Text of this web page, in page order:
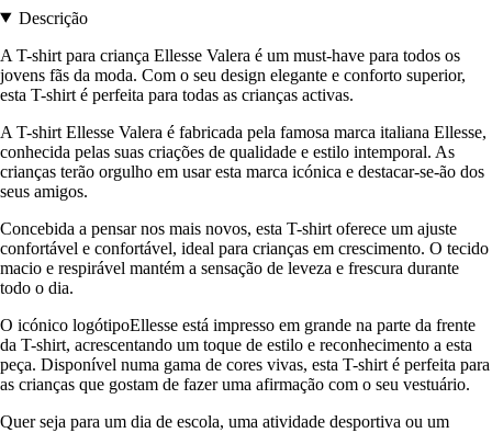
Descrição
A T-shirt para criança Ellesse Valera é um must-have para todos os
jovens fãs da moda. Com o seu design elegante e conforto superior,
esta T-shirt é perfeita para todas as crianças activas.
A T-shirt Ellesse Valera é fabricada pela famosa marca italiana Ellesse,
conhecida pelas suas criações de qualidade e estilo intemporal. As
crianças terão orgulho em usar esta marca icónica e destacar-se-ão dos
seus amigos.
Concebida a pensar nos mais novos, esta T-shirt oferece um ajuste
confortável e confortável, ideal para crianças em crescimento. O tecido
macio e respirável mantém a sensação de leveza e frescura durante
todo o dia.
O icónico logótipoEllesse está impresso em grande na parte da frente
da T-shirt, acrescentando um toque de estilo e reconhecimento a esta
peça. Disponível numa gama de cores vivas, esta T-shirt é perfeita para
as crianças que gostam de fazer uma afirmação com o seu vestuário.
Quer seja para um dia de escola, uma atividade desportiva ou um